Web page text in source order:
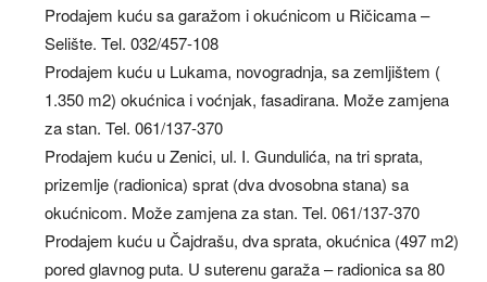
Prodajem kuću sa garažom i okućnicom u Ričicama –
Selište. Tel. 032/457-108
Prodajem kuću u Lukama, novogradnja, sa zemljištem (
1.350 m2) okućnica i voćnjak, fasadirana. Može zamjena
za stan. Tel. 061/137-370
Prodajem kuću u Zenici, ul. I. Gundulića, na tri sprata,
prizemlje (radionica) sprat (dva dvosobna stana) sa
okućnicom. Može zamjena za stan. Tel. 061/137-370
Prodajem kuću u Čajdrašu, dva sprata, okućnica (497 m2)
pored glavnog puta. U suterenu garaža – radionica sa 80